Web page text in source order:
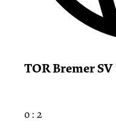
TOR Bremer SV
0 : 2